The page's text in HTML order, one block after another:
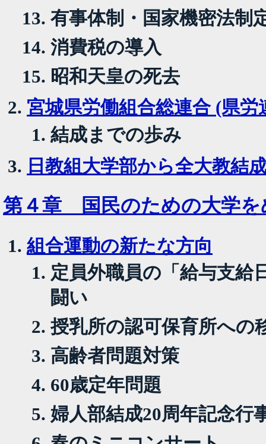
有事体制・国家機密法制
消費税の導入
昭和天皇の死去
宮城県労働組合総連合 (県労
結成までの歩み
日教組大学部から全大教結
第４章 国民のための大学を
組合運動の新たな方向
定員外職員の「給与支給
闘い
授乳所の認可保育所への
高齢者問題対策
60歳定年問題
婦人部結成20周年記念行